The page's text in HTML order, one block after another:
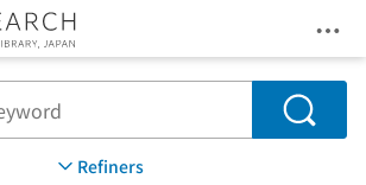
Search
Refiners